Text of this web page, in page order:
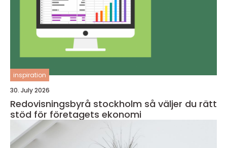
inspiration
30. July 2026
Redovisningsbyrå stockholm så väljer du rätt
stöd för företagets ekonomi